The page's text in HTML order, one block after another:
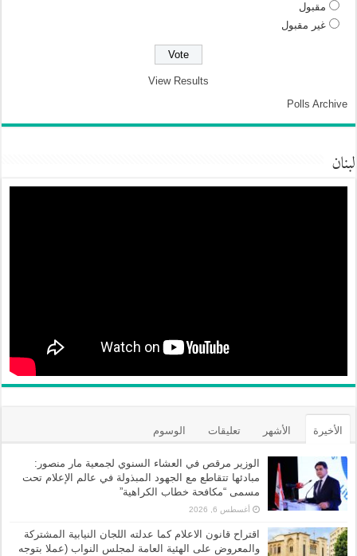
مقبول
غير مقبول
View Results
Polls Archive
لبنان
الأخيرة الأشهر تعليقات الوسوم
الوزير مرقص في العشاء السنوي لجمعية مار منصور:
مبادئها تتقاطع مع الجهود المبذولة في عالم الإعلام تحت
مسمى “مكافحة خطاب الكراهية”
أغسطس 6, 2026
اقتراح قانون الاعلام كما عدلته اللجان النيابية المشتركة
والمعروض على الهئية العامة لمجلس النواب (عملا بتوجه